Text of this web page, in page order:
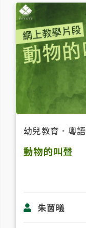
幼兒教育 ． 粵語
動物的叫聲
朱茵㬢